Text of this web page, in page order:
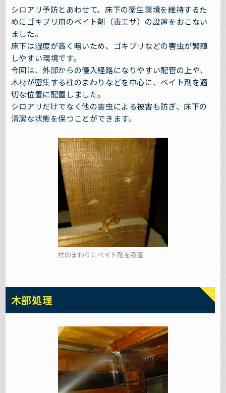
シロアリ予防とあわせて、床下の衛生環境を維持するた
めにゴキブリ用のベイト剤（毒エサ）の設置をおこない
ました。
床下は湿度が高く暗いため、ゴキブリなどの害虫が繁殖
しやすい環境です。
今回は、外部からの侵入経路になりやすい配管の上や、
木材が密集する柱のまわりなどを中心に、ベイト剤を適
切な位置に配置しました。
シロアリだけでなく他の害虫による被害も防ぎ、床下の
清潔な状態を保つことができます。
柱のまわりにベイト剤を設置
木部処理